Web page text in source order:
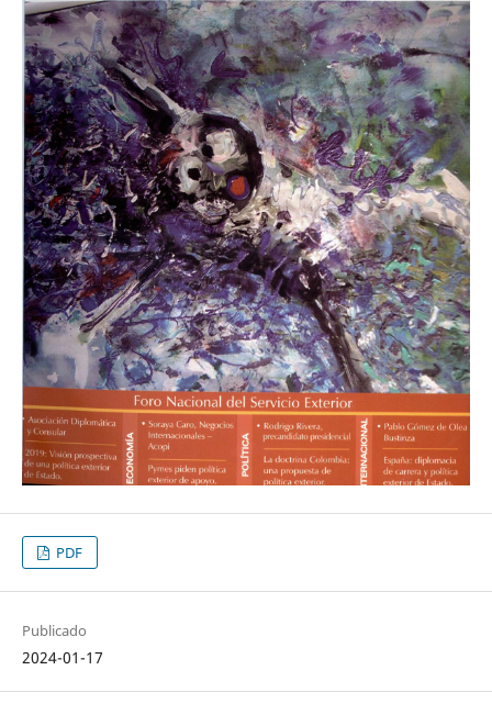
PDF
Publicado
2024-01-17